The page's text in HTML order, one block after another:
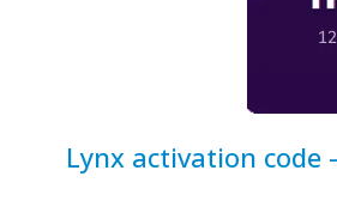
Lynx activation code